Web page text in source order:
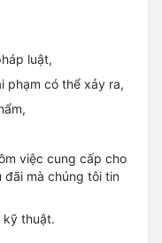
luật,
phạm có thể xảy ra,
việc cung cấp cho
mà chúng tôi tin
kỹ thuật.